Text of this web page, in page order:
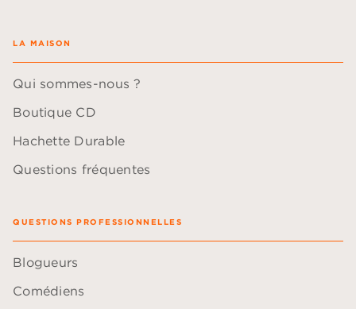
LA MAISON
Qui sommes-nous ?
Boutique CD
Hachette Durable
Questions fréquentes
QUESTIONS PROFESSIONNELLES
Blogueurs
Comédiens